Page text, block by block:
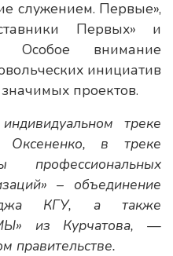
служением. Первые»,
Первых» и
Особое внимание
инициатив
проектов.
треке
Оксененко, в треке
профессиональных
– объединение
КГУ, а также
из Курчатова, —
правительстве.